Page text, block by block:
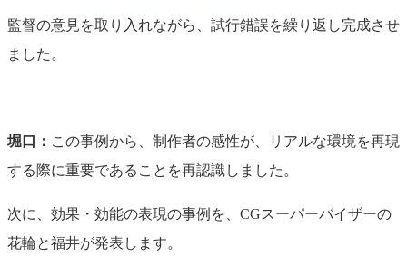
監督の意見を取り入れながら、試行錯誤を繰り返し完成させ
ました。
堀口： この事例から、制作者の感性が、リアルな環境を再現
する際に重要であることを再認識しました。
次に、効果・効能の表現の事例を、CGスーパーバイザーの
花輪と福井が発表します。